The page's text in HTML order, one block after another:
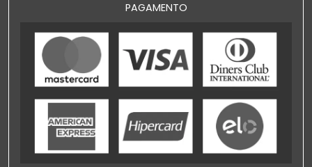
PAGAMENTO